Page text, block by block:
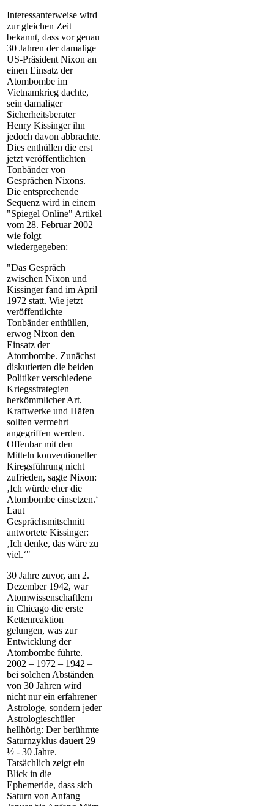
Interessanterweise wird
zur gleichen Zeit
bekannt, dass vor genau
30 Jahren der damalige
US-Präsident Nixon an
einen Einsatz der
Atombombe im
Vietnamkrieg dachte,
sein damaliger
Sicherheitsberater
Henry Kissingerihn
jedoch davon abbrachte.
Dies enthüllen die erst
jetzt veröffentlichten
Tonbänder von
Gesprächen Nixons.
Die entsprechende
Sequenz wird in einem
"Spiegel Online" Artikel
vom 28. Februar 2002
wie folgt
wiedergegeben:
"Das Gespräch
zwischen Nixon und
Kissinger fand im April
1972 statt. Wie jetzt
veröffentlichte
Tonbänder enthüllen,
erwog Nixon den
Einsatz der
Atombombe. Zunächst
diskutierten die beiden
Politiker verschiedene
Kriegsstrategien
herkömmlicher Art.
Kraftwerke und Häfen
sollten vermehrt
angegriffen werden.
Offenbar mit den
Mitteln konventioneller
Kiregsführung nicht
zufrieden, sagte Nixon:
‚Ich würde eher die
Atombombe einsetzen.‘
Laut
Gesprächsmitschnitt
antwortete Kissinger:
‚Ich denke, das wäre zu
viel.‘"
30 Jahre zuvor, am 2.
Dezember 1942, war
Atomwissenschaftlern
in Chicago die erste
Kettenreaktion
gelungen, was zur
Entwicklung der
Atombombe führte.
2002 – 1972 – 1942 –
bei solchen Abständen
von 30 Jahren wird
nicht nur ein erfahrener
Astrologe, sondern jeder
Astrologieschüler
hellhörig: Der berühmte
Saturnzyklus dauert 29
½ - 30 Jahre.
Tatsächlich zeigt ein
Blick in die
Ephemeride, dass sich
Saturn von Anfang